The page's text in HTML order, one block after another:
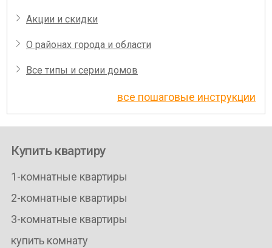
Акции и скидки
О районах города и области
Все типы и серии домов
все пошаговые инструкции
Купить квартиру
1-комнатные квартиры
2-комнатные квартиры
3-комнатные квартиры
купить комнату